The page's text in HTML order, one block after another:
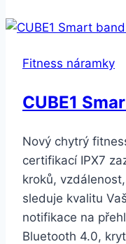
Pro
Fitness náramky
CUBE1
Nový chytrý
certifikací IPX7
kroků,
sleduje kvalitu
notifikace na
Bluetooth 4.0,